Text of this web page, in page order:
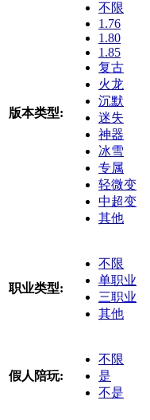
版本类型:
不限
1.76
1.80
1.85
复古
火龙
沉默
迷失
神器
冰雪
专属
轻微变
中超变
其他
职业类型:
不限
单职业
三职业
其他
假人陪玩:
不限
是
不是